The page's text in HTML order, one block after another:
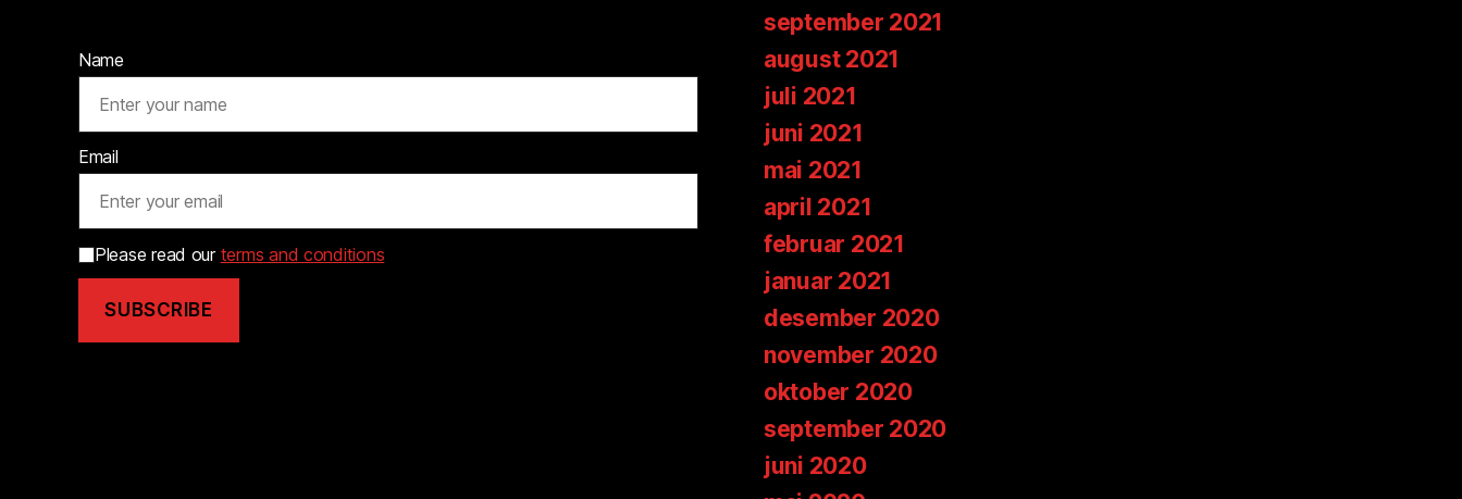
Name
Email
Please read our terms and conditions
september 2021
august 2021
juli 2021
juni 2021
mai 2021
april 2021
februar 2021
januar 2021
desember 2020
november 2020
oktober 2020
september 2020
juni 2020